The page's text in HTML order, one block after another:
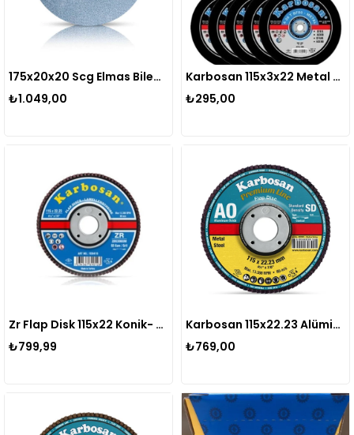
175x20x20 Scg Elmas Bileme Taşı
₺1.049,00
Karbosan 115x3x22 Metal Kesici 10'lu
₺295,00
Zr Flap Disk 115x22 Konik- 40 Kum (10 Lu)
₺799,99
Karbosan 115x22.23 Alüminyum Oksit (ao) Flap Disk 60 Kum - 10'lu
₺769,00